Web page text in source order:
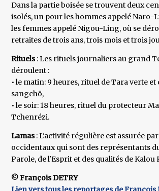
Dans la partie boisée se trouvent deux
isolés, un pour les hommes appelé Naro-
les femmes appelé Nigou-Ling, où se
retraites de trois ans, trois mois et trois
Rituels: Les rituels journaliers au grand
déroulent :
• le matin: 9 heures, rituel de Tara verte et
sangchö,
• le soir: 18 heures, rituel du protecteur
Tchenrézi.
Lamas: L'activité régulière est assurée
occidentaux qui sont des représentants
Parole, de l'Esprit et des qualités de Kalou
© François DETRY